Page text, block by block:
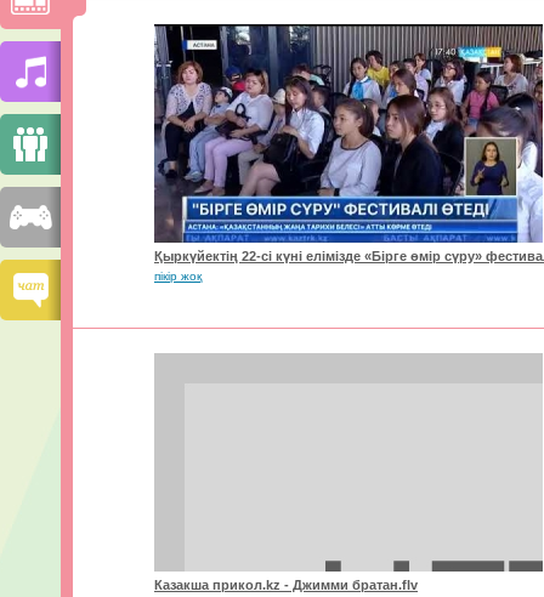
Қыркүйектің 22-сі күні елімізде «Бірге өмір сүру»
пікір жоқ
Казакша прикол.kz - Джимми братан.flv